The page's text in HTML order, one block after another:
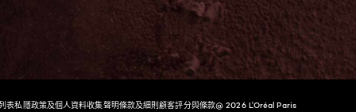
表私隱政策及個人資料收集聲明條款及細則顧客評分與條款@ 2026 L'Oréal Paris